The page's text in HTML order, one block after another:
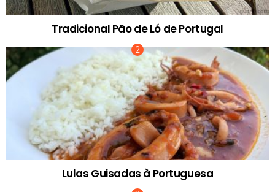
Tradicional Pão de Ló de Portugal
Lulas Guisadas à Portuguesa